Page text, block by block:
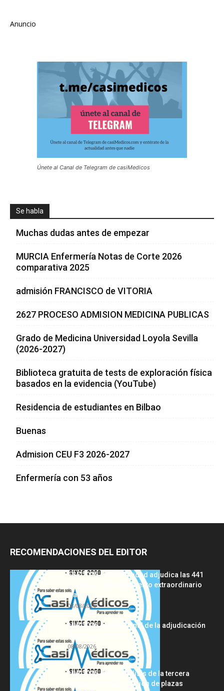
Anuncio
Únete al Canal de Telegram de casiMedicos
Se habla
Muchas dudas antes de empezar
MURCIA Enfermería Notas de Corte 2026
comparativa 2025
admisión FRANCISCO de VITORIA
2627 PROCESO ADMISION MEDICINA PUBLICAS
Grado de Medicina Universidad Loyola Sevilla
(2026-2027)
Biblioteca gratuita de tests de exploración física
basados en la evidencia (YouTube)
Residencia de estudiantes en Bilbao
Buenas
Admision CEU F3 2026-2027
Enfermería con 53 años
RECOMENDACIONES DEL EDITOR
FSE 2025-2026: Sanidad adjudica las 441
plazas del procedimiento extraordinario
tras...
08/08/2026
MIR 2026: análisis final de la adjudicación
de plazas y claves...
08/08/2026
MIR 2025-2026: análisis de la tercera
semana de adjudicación de plazas